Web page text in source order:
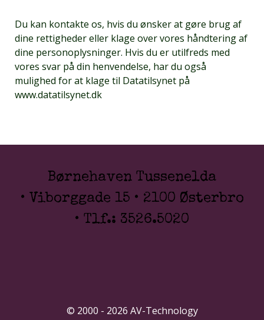
Du kan kontakte os, hvis du ønsker at gøre brug af
dine rettigheder eller klage over vores håndtering af
dine personoplysninger. Hvis du er utilfreds med
vores svar på din henvendelse, har du også
mulighed for at klage til Datatilsynet på
www.datatilsynet.dk
Børnehaven Tussenelda
• Viborggade 15 • 2100 Østerbro
• Tlf.: 3526.5020
© 2000 - 2026 AV-Technology